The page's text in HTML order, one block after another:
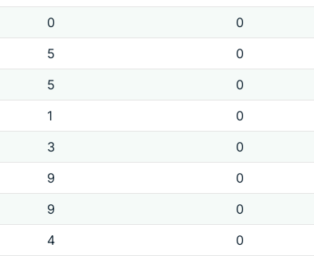
0
0
5
0
5
0
1
0
3
0
9
0
9
0
4
0